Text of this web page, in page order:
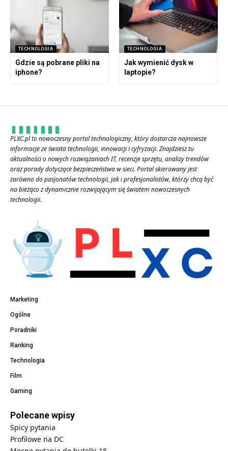
TECHNOLOGIA
Gdzie są pobrane pliki na
iphone?
TECHNOLOGIA
Jak wymienić dysk w
laptopie?
PLXC.pl to nowoczesny portal technologiczny, który dostarcza najnowsze
informacje ze świata technologii, innowacji i cyfryzacji. Znajdziesz tu
aktualności o nowych rozwiązaniach IT, recenzje sprzętu, analizy trendów
oraz porady dotyczące bezpieczeństwa w sieci. Portal skierowany jest
zarówno do pasjonatów technologii, jak i profesjonalistów, którzy chcą być
na bieżąco z dynamicznie rozwijającym się światem nowoczesnych
technologii.
Marketing
Ogólne
Poradniki
Ranking
Technologia
Film
Gaming
Polecane wpisy
Spicy pytania
Profilowe na DC